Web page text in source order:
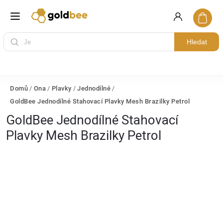
Hledat
Domů / Ona / Plavky / Jednodílné /
GoldBee Jednodílné Stahovací Plavky Mesh Brazilky Petrol
GoldBee Jednodílné Stahovací
Plavky Mesh Brazilky Petrol